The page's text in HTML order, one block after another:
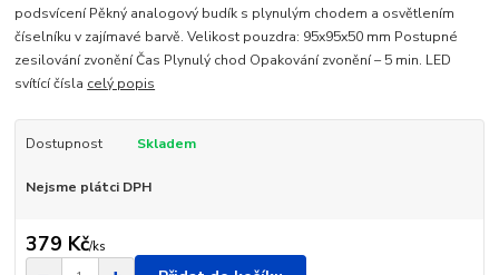
podsvícení Pěkný analogový budík s plynulým chodem a osvětlením
číselníku v zajímavé barvě. Velikost pouzdra: 95x95x50 mm Postupné
zesilování zvonění Čas Plynulý chod Opakování zvonění – 5 min. LED
svítící čísla celý popis
Dostupnost Skladem
Nejsme plátci DPH
379 Kč/ks